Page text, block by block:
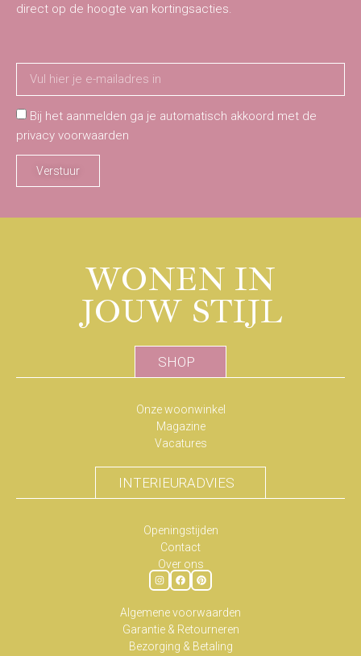
direct op de hoogte van kortingsacties.
Bij het aanmelden ga je automatisch akkoord met de
privacy voorwaarden
Verstuur
WONEN IN
JOUW STIJL
SHOP
Onze woonwinkel
Magazine
Vacatures
INTERIEURADVIES
Openingstijden
Contact
Over ons
Algemene voorwaarden
Garantie & Retourneren
Bezorging & Betaling